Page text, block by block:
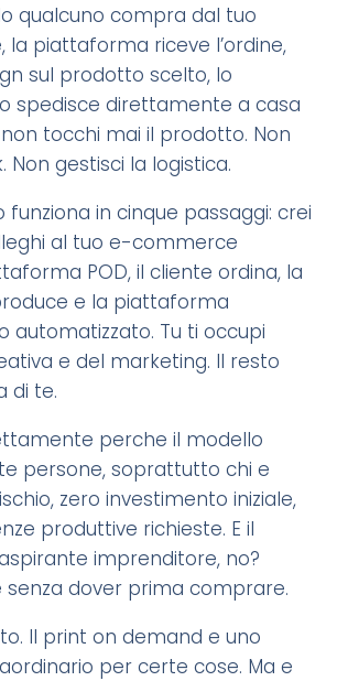
qualcuno compra dal tuo
la piattaforma riceve l’ordine,
sul prodotto scelto, lo
spedisce direttamente a casa
tocchi mai il prodotto. Non
Non gestisci la logistica.
funziona in cinque passaggi: crei
al tuo e-commerce
POD, il cliente ordina, la
e la piattaforma
automatizzato. Tu ti occupi
e del marketing. Il resto
di te.
perche il modello
persone, soprattutto chi e
zero investimento iniziale,
produttive richieste. E il
imprenditore, no?
senza dover prima comprare.
Il print on demand e uno
per certe cose. Ma e